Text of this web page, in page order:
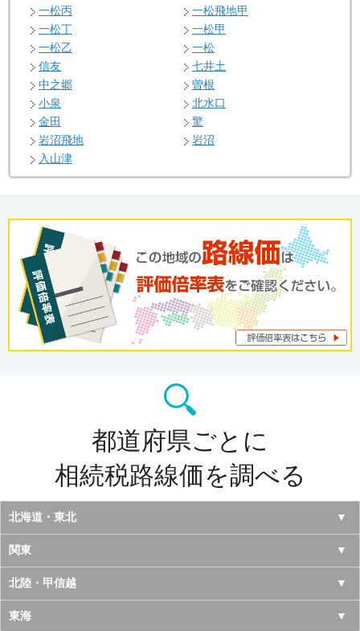
一松丙
一松飛地甲
一松丁
一松甲
一松乙
一松
信友
七井土
中之郷
曽根
小泉
北水口
金田
驚
岩沼飛地
岩沼
入山津
都道府県ごとに
相続税路線価を調べる
北海道・東北
北海道
青森県
岩手県
関東
東京都
神奈川県
北陸・甲信越
山梨県
東海